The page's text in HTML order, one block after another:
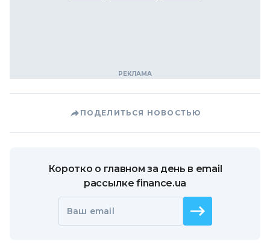
ПОДЕЛИТЬСЯ НОВОСТЬЮ
Коротко о главном за день в email
рассылке finance.ua
Ваш email